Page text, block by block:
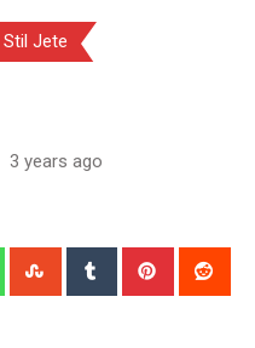
Stil Jete
3 years ago
WhatsappStumbleUpon
Tumblr Pinterest